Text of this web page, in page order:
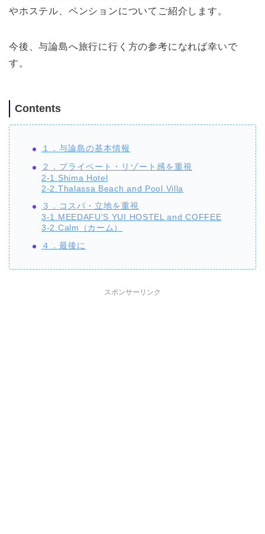
やホステル、ペンションについてご紹介します。
今後、与論島へ旅行に行く方の参考になれば幸いで
す。
Contents
１．与論島の基本情報
２．プライベート・リゾート感を重視
2-1.Shima Hotel
2-2.Thalassa Beach and Pool Villa
３．コスパ・立地を重視
3-1.MEEDAFU’S YUI HOSTEL and COFFEE
3-2.Calm（カーム）
４．最後に
スポンサーリンク